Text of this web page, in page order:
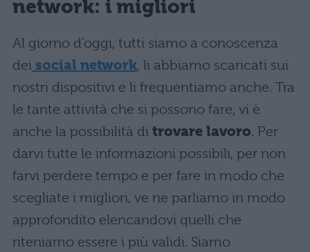
network: i migliori
Al giorno d’oggi, tutti siamo a conoscenza
dei social network, li abbiamo scaricati sui
nostri dispositivi e li frequentiamo anche. Tra
le tante attività che si possono fare, vi è
anche la possibilità di trovare lavoro. Per
darvi tutte le informazioni possibili, per non
farvi perdere tempo e per fare in modo che
scegliate i migliori, ve ne parliamo in modo
approfondito elencandovi quelli che
riteniamo essere i più validi. Siamo